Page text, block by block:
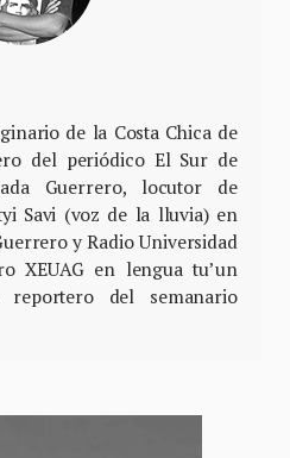
de la Costa Chica de
del periódico El Sur de
Guerrero, locutor de
Savi (voz de la lluvia) en
y Radio Universidad
XEUAG en lengua tu’un
reportero del semanario